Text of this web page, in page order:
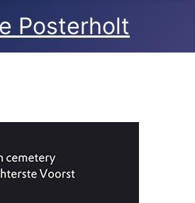
Posterholt